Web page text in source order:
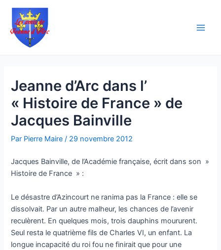
Aller
contenu
Jeanne d’Arc dans l’
« Histoire de France » de
Jacques Bainville
Par Pierre Maire/ 29 novembre 2012
Jacques Bainville, de l’Académie française, écrit dans son »
Histoire de France » :
Le désastre d’Azincourt ne ranima pas la France : elle se
dissolvait. Par un autre malheur, les chances de l’avenir
reculèrent. En quelques mois, trois dauphins moururent.
Seul resta le quatrième fils de Charles VI, un enfant. La
longue incapacité du roi fou ne finirait que pour une
Navigation
articles